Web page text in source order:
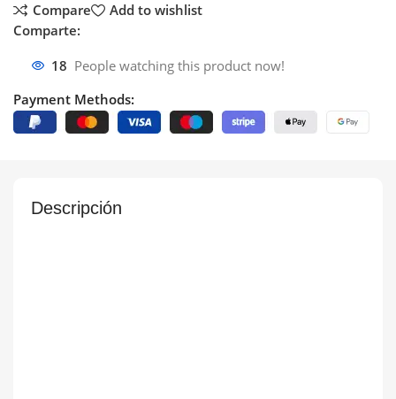
Compare
Add to wishlist
Comparte:
18 People watching this product now!
Payment Methods:
Descripción